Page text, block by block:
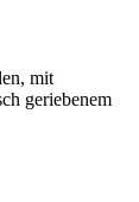
mit
geriebenem